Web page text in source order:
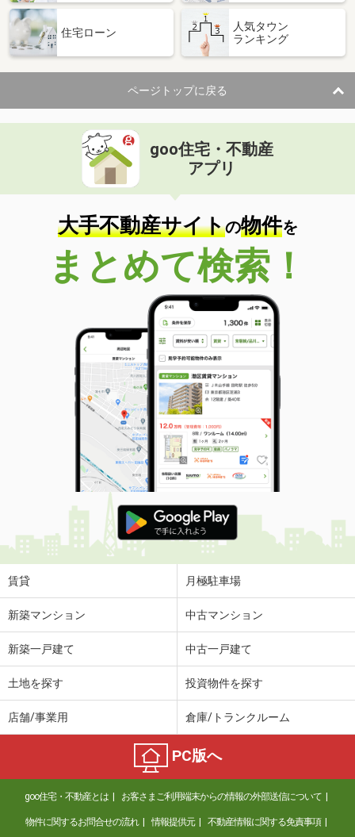
住宅ローン
人気タウン
ランキング
ページトップに戻る
goo住宅・不動産
アプリ
大手不動産サイトの物件を
まとめて検索！
賃貸 月極駐車場
新築マンション 中古マンション
新築一戸建て 中古一戸建て
土地を探す 投資物件を探す
店舗/事業用 倉庫/トランクルーム
PC版へ
goo住宅・不動産とは お客さまご利用端末からの情報の外部送信について
物件に関するお問合せの流れ 情報提供元 不動産情報に関する免責事項